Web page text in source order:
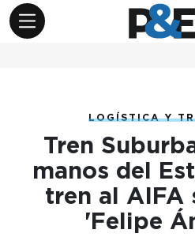
LOGÍSTICA Y
Tren
manos del
tren al AIFA
'Felipe